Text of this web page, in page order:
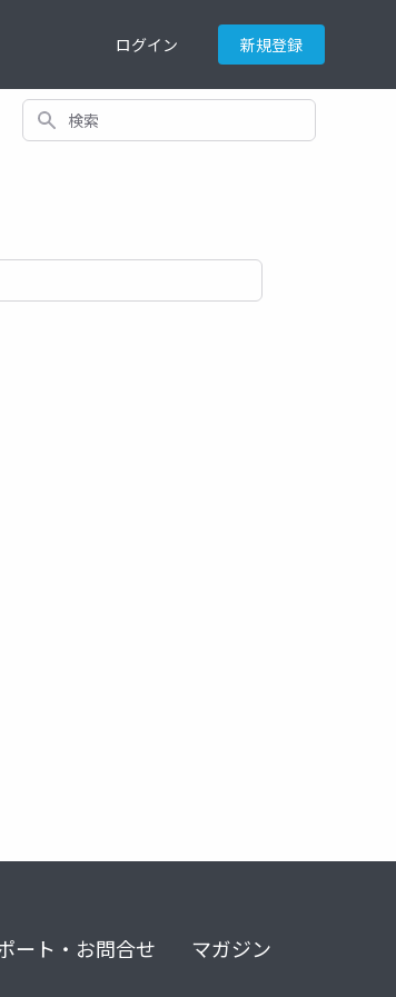
ログイン 新規登録
検索
ート・お問合せ マガジン